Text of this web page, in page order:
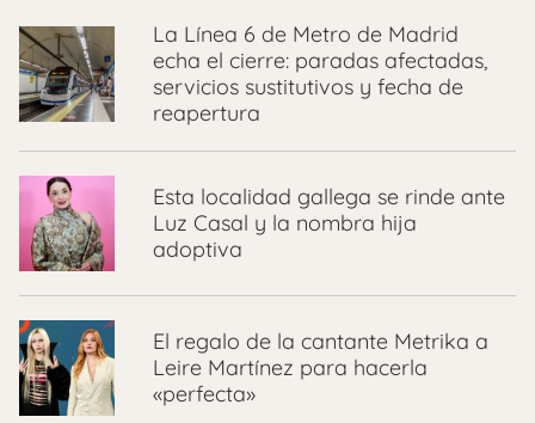
La Línea 6 de Metro de Madrid
echa el cierre: paradas afectadas,
servicios sustitutivos y fecha de
reapertura
Esta localidad gallega se rinde ante
Luz Casal y la nombra hija
adoptiva
El regalo de la cantante Metrika a
Leire Martínez para hacerla
«perfecta»